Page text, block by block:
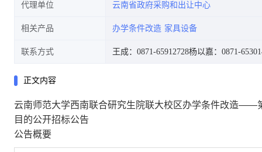
代理单位 云南省政府采购和出让中心
相关产品 办学条件改造 家具设备
联系方式 王成：0871-65912728杨以嘉：0871-
正文内容
云南师范大学西南联合研究生院联大校区办学条件改造——
目的公开招标公告
公告概要